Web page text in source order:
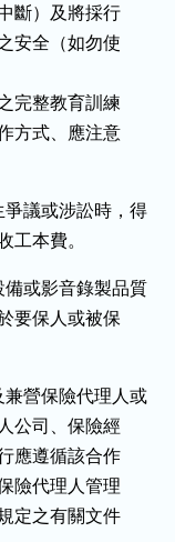
斷）及將採行
安全（如勿使
完整教育訓練
方式、應注意
議或涉訟時，得
工本費。
或影音錄製品質
要保人或被保
營保險代理人或
公司、保險經
應遵循該合作
險代理人管理
定之有關文件